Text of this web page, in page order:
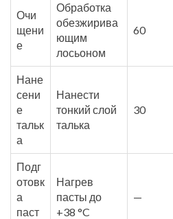
Очи
щени
е
Обработка
обезжирива
ющим
лосьоном
60
Нане
сени
е
тальк
а
Нанести
тонкий слой
талька
30
Подг
отовк
а
паст
Нагрев
пасты до
+38 °C
—